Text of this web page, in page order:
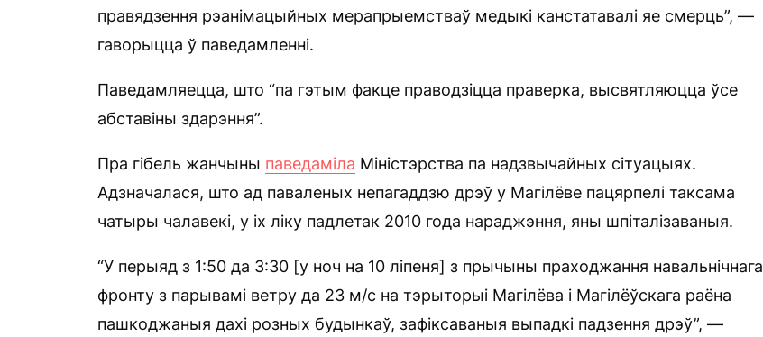
правядзення рэанімацыйных мерапрыемстваў медыкі канстатавалі яе смерць”, —
гаворыцца ў паведамленні.
Паведамляецца, што “па гэтым факце праводзіцца праверка, высвятляюцца ўсе
абставіны здарэння”.
Пра гібель жанчыны паведаміла Міністэрства па надзвычайных сітуацыях.
Адзначалася, што ад паваленых непагаддзю дрэў у Магілёве пацярпелі таксама
чатыры чалавекі, у іх ліку падлетак 2010 года нараджэння, яны шпіталізаваныя.
“У перыяд з 1:50 да 3:30 [у ноч на 10 ліпеня] з прычыны праходжання навальнічнага
фронту з парывамі ветру да 23 м/с на тэрыторыі Магілёва і Магілёўскага раёна
пашкоджаныя дахі розных будынкаў, зафіксаваныя выпадкі падзення дрэў”, —